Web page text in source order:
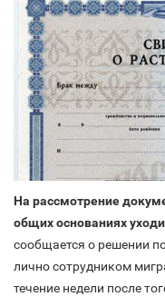
На рассмотрение
общих основаниях
сообщается о решении
лично сотрудником
течение недели после